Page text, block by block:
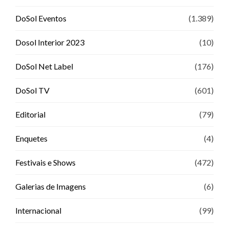
DoSol Eventos (1.389)
Dosol Interior 2023 (10)
DoSol Net Label (176)
DoSol TV (601)
Editorial (79)
Enquetes (4)
Festivais e Shows (472)
Galerias de Imagens (6)
Internacional (99)